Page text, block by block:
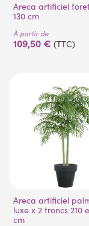
Areca artificiel foret 110 et
130 cm
À partir de
109,50 € (TTC)
Areca artificiel palm de
luxe x 2 troncs 210
cm